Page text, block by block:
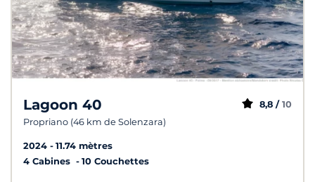
Lagoon 40
Propriano (46 km de Solenzara)
8,8 / 10
2024
11.74 mètres
4 Cabines
10 Couchettes